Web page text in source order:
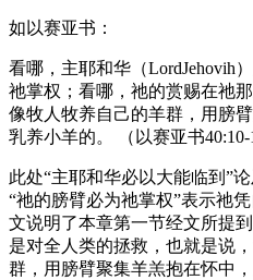
如以赛亚书：
看哪，主耶和华（LordJehovih
祂掌权；看哪，祂的赏赐在祂
像牧人牧养自己的羊群，用膀
乳养小羊的。 （以赛亚书40:10-
此处“主耶和华必以大能临到”
“祂的膀臂必为祂掌权”表示祂
文说明了本章第一节经文所提
是对全人类的拯救，也就是说
群，用膀臂聚集羊羔抱在怀中